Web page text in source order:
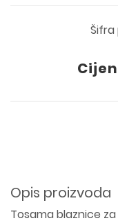
Šifra
Opis proizvoda
Tosama blaznice